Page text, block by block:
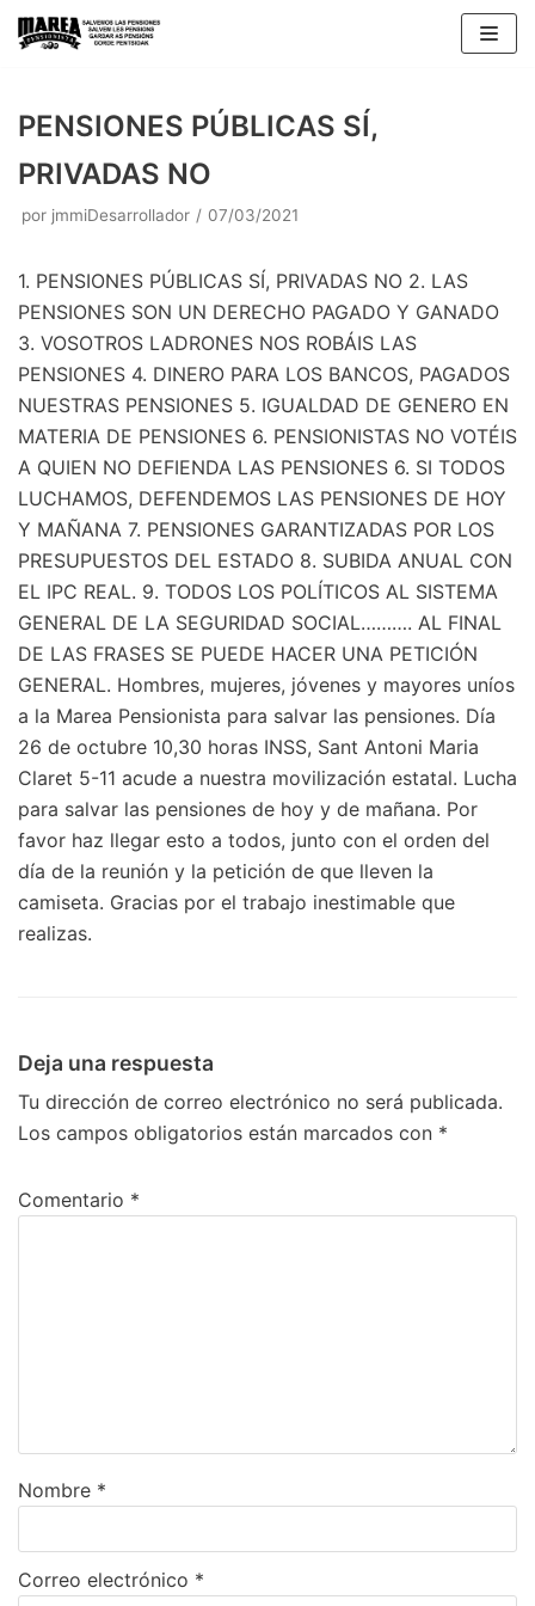
Saltar
PENSIONES PÚBLICAS SÍ,
PRIVADAS NO
por jmmiDesarrollador 07/03/2021
1. PENSIONES PÚBLICAS SÍ, PRIVADAS NO 2. LAS
PENSIONES SON UN DERECHO PAGADO Y GANADO
3. VOSOTROS LADRONES NOS ROBÁIS LAS
PENSIONES 4. DINERO PARA LOS BANCOS, PAGADOS
NUESTRAS PENSIONES 5. IGUALDAD DE GENERO EN
MATERIA DE PENSIONES 6. PENSIONISTAS NO VOTÉIS
A QUIEN NO DEFIENDA LAS PENSIONES 6. SI TODOS
LUCHAMOS, DEFENDEMOS LAS PENSIONES DE HOY
Y MAÑANA 7. PENSIONES GARANTIZADAS POR LOS
PRESUPUESTOS DEL ESTADO 8. SUBIDA ANUAL CON
EL IPC REAL. 9. TODOS LOS POLÍTICOS AL SISTEMA
GENERAL DE LA SEGURIDAD SOCIAL………. AL FINAL
DE LAS FRASES SE PUEDE HACER UNA PETICIÓN
GENERAL. Hombres, mujeres, jóvenes y mayores uníos
a la Marea Pensionista para salvar las pensiones. Día
26 de octubre 10,30 horas INSS, Sant Antoni Maria
Claret 5-11 acude a nuestra movilización estatal. Lucha
para salvar las pensiones de hoy y de mañana. Por
favor haz llegar esto a todos, junto con el orden del
día de la reunión y la petición de que lleven la
camiseta. Gracias por el trabajo inestimable que
realizas.
Deja una respuesta
Tu dirección de correo electrónico no será publicada.
Los campos obligatorios están marcados con *
Comentario *
Nombre *
Correo electrónico *